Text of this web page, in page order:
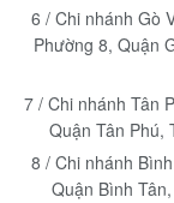
6 / Chi nhánh Gò
Phường 8, Quận
7 / Chi nhánh Tân
Quận Tân Phú,
8 / Chi nhánh
Quận Bình